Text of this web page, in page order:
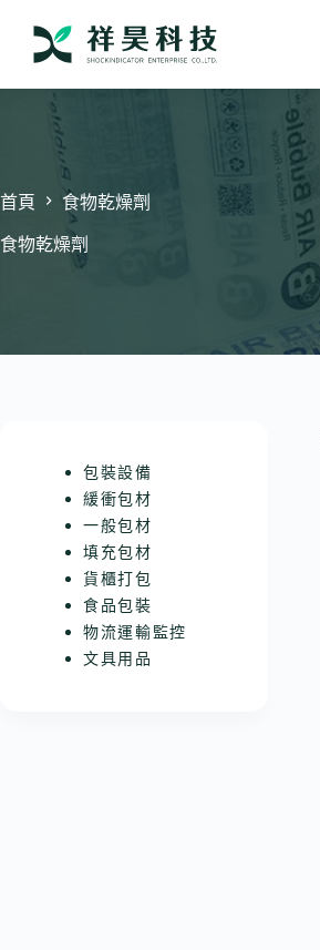
要
首頁 食物乾燥劑
食物乾燥劑
包裝設備
緩衝包材
一般包材
填充包材
貨櫃打包
食品包裝
物流運輸監控
文具用品